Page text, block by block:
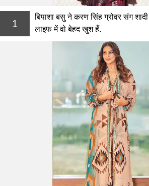
1
बिपाशा बसु ने करण सिंह ग्रोवर संग
लाइफ में वो बेहद खुश हैं.